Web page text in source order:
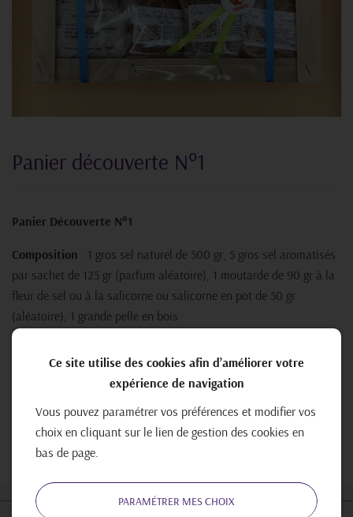
Panier découverte N°1
Panier Découverte N°1
Composition : 1 gros sel naturel de 500 gr, 5 gros sel aromatisés
par sachet de 125 gr (parfum aléatoire), 1 moutarde de 90 gr à la
fleur de sel ou à la salicorne ou salicorne en pot de 50 gr
(aléatoire), 1 grande pelle en bois
AJOUTER AU PANIER
Ce site utilise des cookies afin d’améliorer votre
expérience de navigation
Vous pouvez paramétrer vos préférences et modifier vos
choix en cliquant sur le lien de gestion des cookies en
bas de page.
PARAMÉTRER MES CHOIX